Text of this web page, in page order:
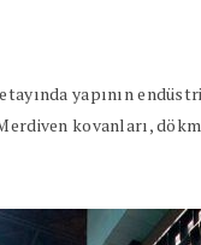
yapının
kovanları,